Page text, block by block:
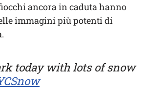
ancora in caduta hanno
immagini più potenti di
today with lots of snow